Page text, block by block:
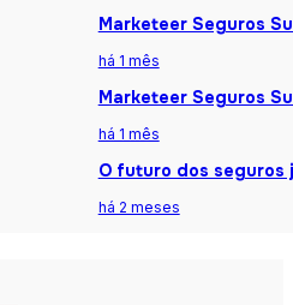
Marketeer Seguros
há 1 mês
Marketeer Seguros
há 1 mês
O futuro dos seguros
há 2 meses